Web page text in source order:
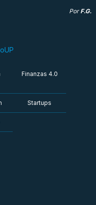
Por F.G.
Finanzas 4.0
Startups